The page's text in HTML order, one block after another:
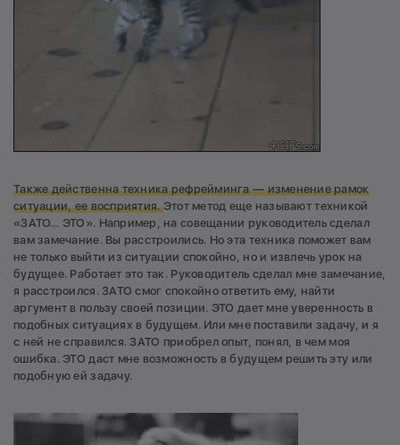
Также действенна техника рефрейминга — изменение рамок
ситуации, ее восприятия.Этот метод еще называют техникой
«ЗАТО… ЭТО». Например, на совещании руководитель сделал
вам замечание. Вы расстроились. Но эта техника поможет вам
не только выйти из ситуации спокойно, но и извлечь урок на
будущее. Работает это так. Руководитель сделал мне замечание,
я расстроился. ЗАТО смог спокойно ответить ему, найти
аргумент в пользу своей позиции. ЭТО дает мне уверенность в
подобных ситуациях в будущем. Или мне поставили задачу, и я
с ней не справился. ЗАТО приобрел опыт, понял, в чем моя
ошибка. ЭТО даст мне возможность в будущем решить эту или
подобную ей задачу.